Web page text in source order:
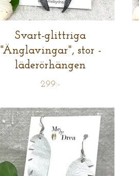
Svart-glittriga
"Änglavingar", stor -
läderörhängen
299:-